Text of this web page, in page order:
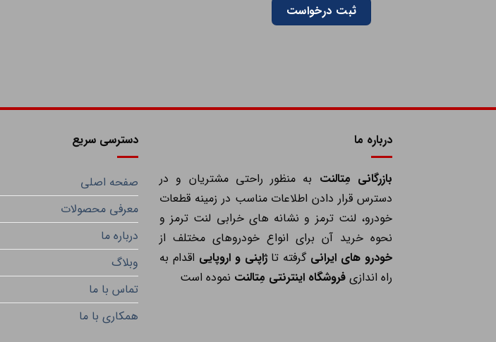
درباره ما
بازرگانی مِتالنت به منظور راحتی مشتریان و در
دسترس قرار دادن اطلاعات مناسب در زمینه قطعات
خودرو، لنت ترمز و نشانه های خرابی لنت ترمز و
نحوه خرید آن برای انواع خودروهای مختلف از
خودرو های ایرانی گرفته تاژاپنی و اروپایی اقدام به
راه اندازی فروشگاه اینترنتی مِتالنت نموده است
دسترسی سریع
صفحه اصلی
معرفی محصولات
درباره ما
وبلاگ
تماس با ما
همکاری با ما